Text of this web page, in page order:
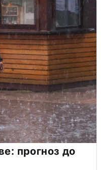
прогноз до